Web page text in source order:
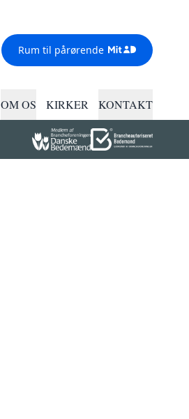
Rum til pårørende
OM OS KIRKER KONTAKT